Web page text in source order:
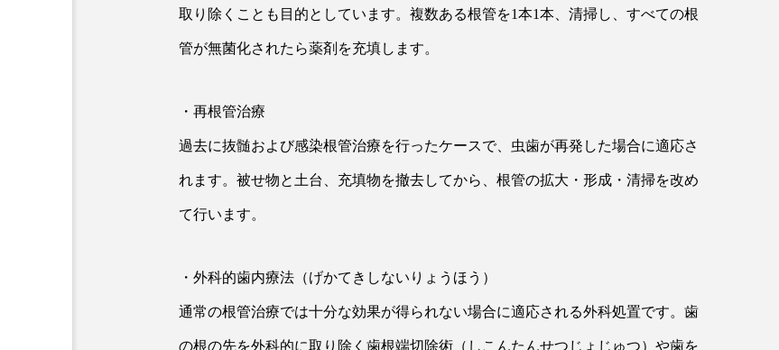
取り除くことも目的としています。複数ある根管を1本1本、清掃し、すべての根
管が無菌化されたら薬剤を充填します。
・再根管治療
過去に抜髄および感染根管治療を行ったケースで、虫歯が再発した場合に適応さ
れます。被せ物と土台、充填物を撤去してから、根管の拡大・形成・清掃を改め
て行います。
・外科的歯内療法（げかてきしないりょうほう）
通常の根管治療では十分な効果が得られない場合に適応される外科処置です。歯
の根の先を外科的に取り除く歯根端切除術（しこんたんせつじょじゅつ）や歯を